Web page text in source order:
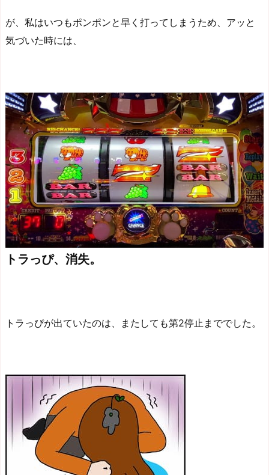
が、私はいつもポンポンと早く打ってしまうため、アッと
気づいた時には、
トラっぴ、消失。
トラっぴが出ていたのは、またしても第2停止まででした。